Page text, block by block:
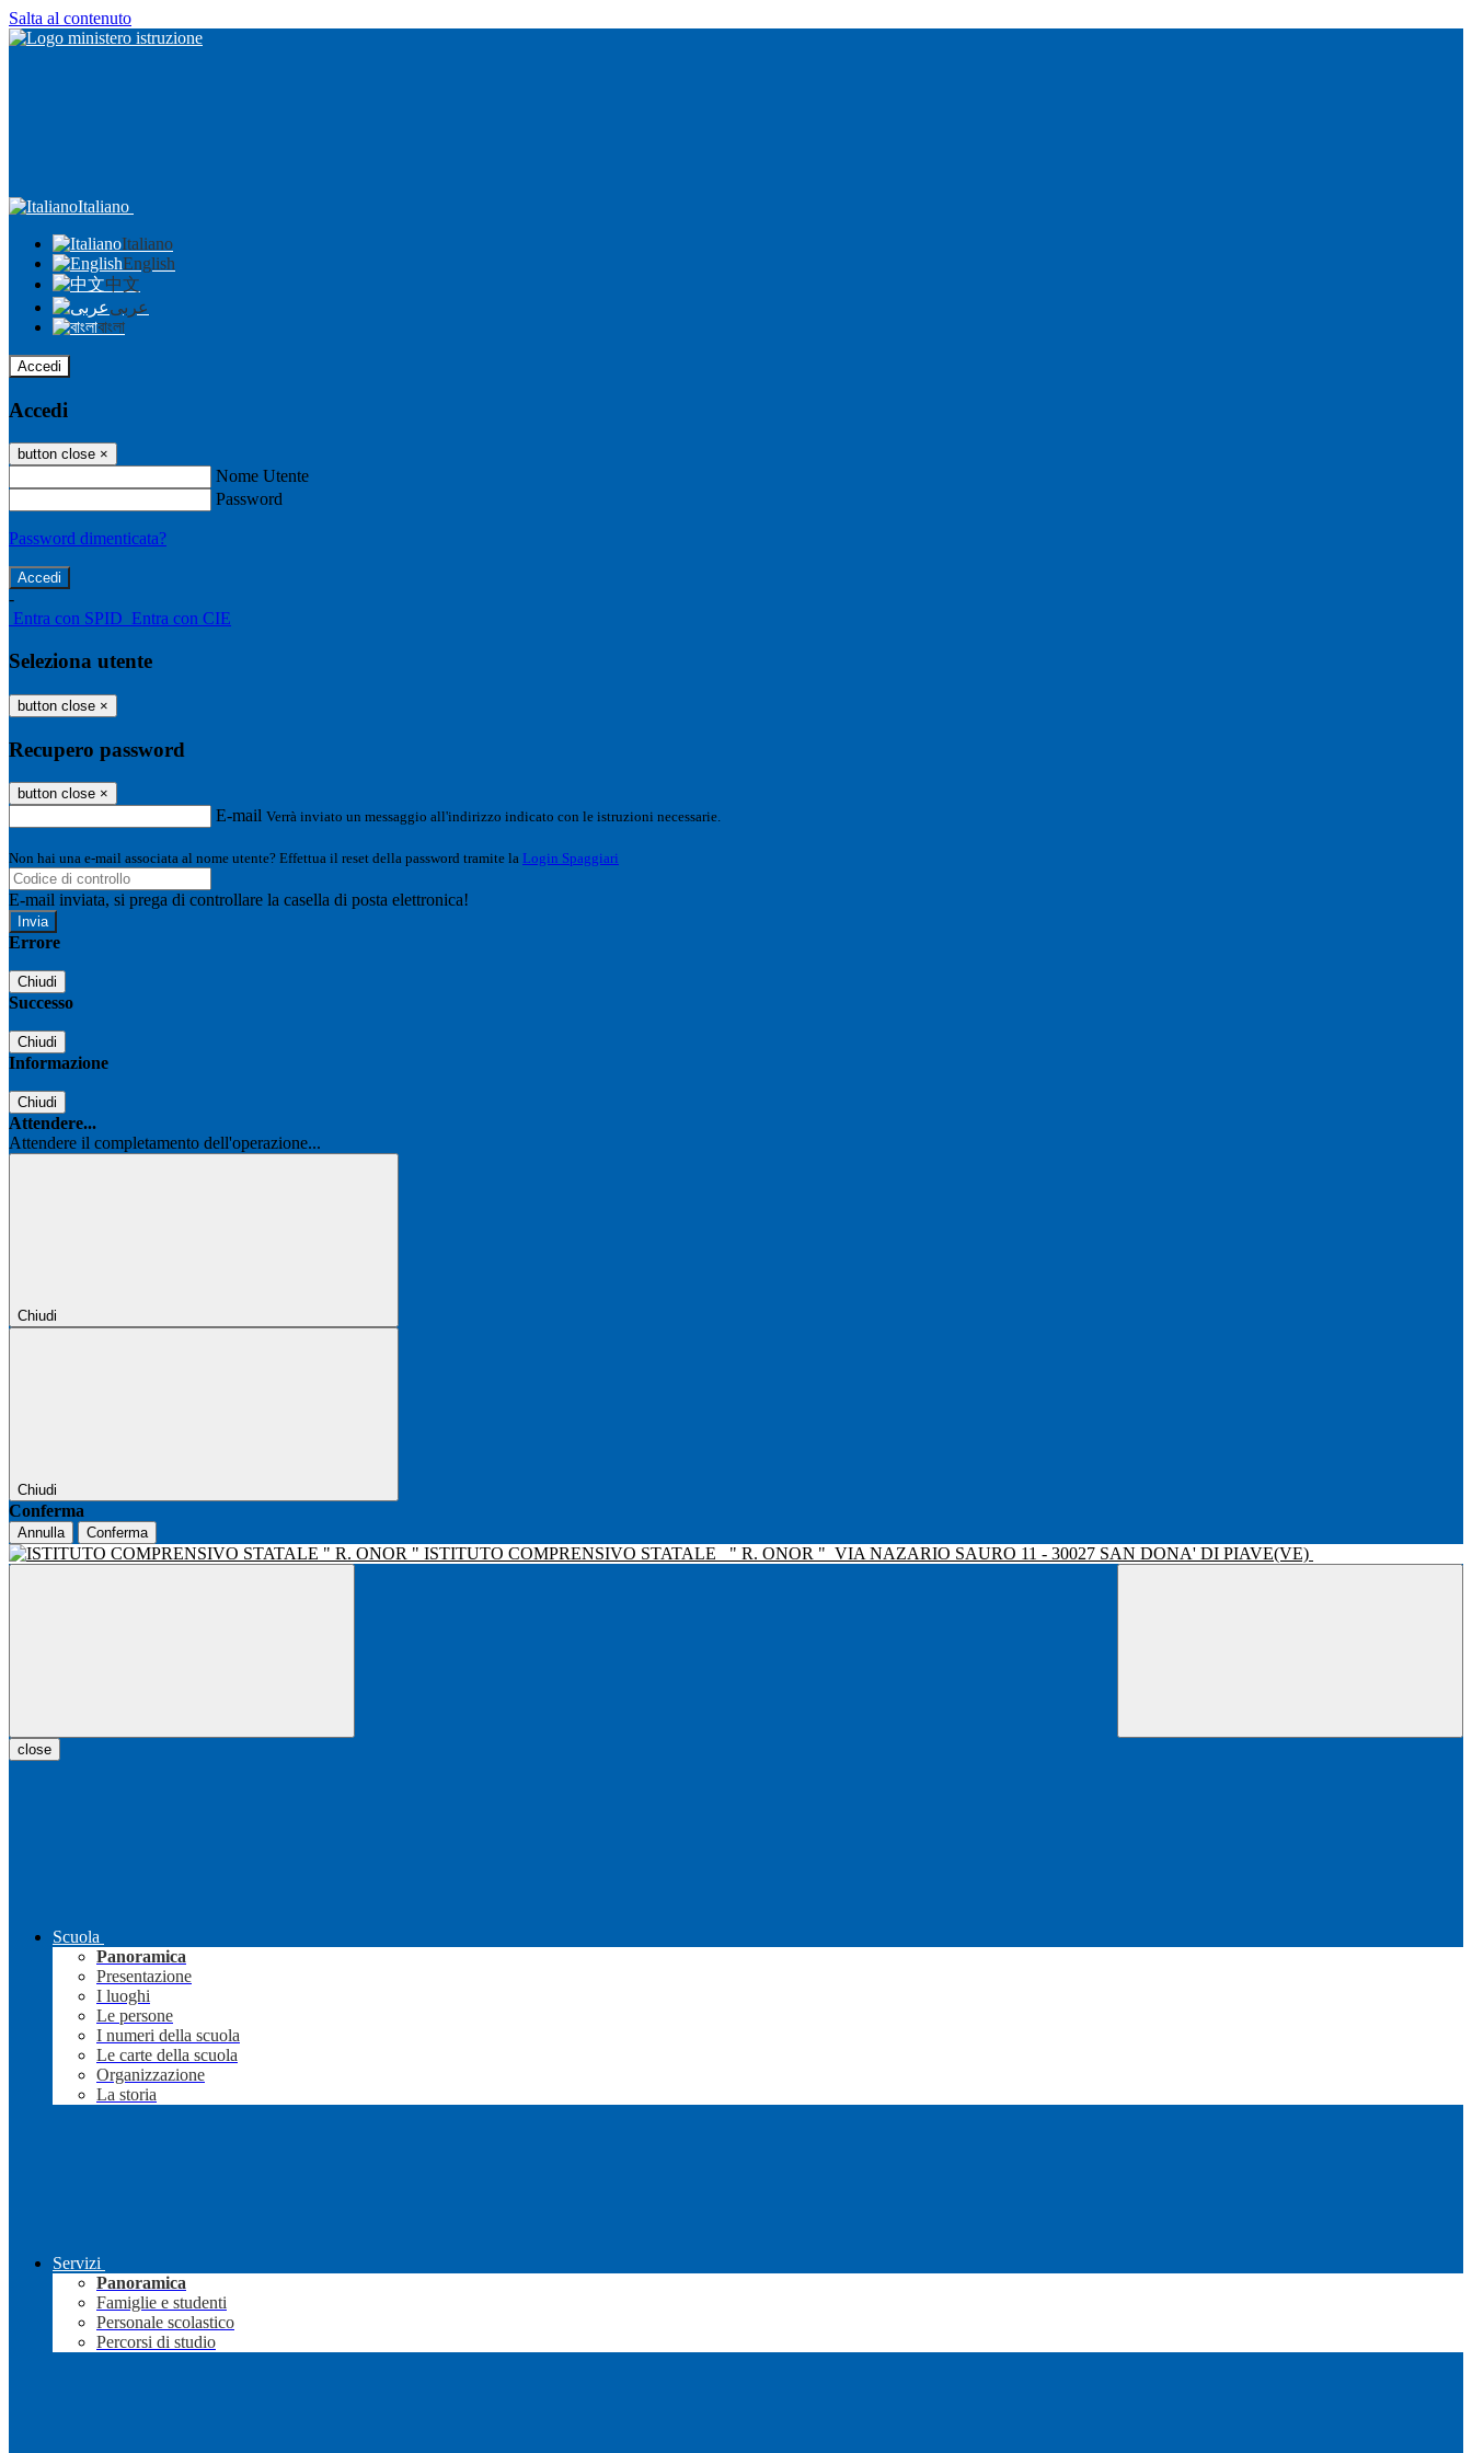
Salta al contenuto
Italiano
Italiano
English
中文
عربى
বাংলা
Accedi
Accedi
button close ×
Nome Utente
Password
Password dimenticata?
-
Entra con SPID Entra con CIE
Seleziona utente
button close ×
Recupero password
button close ×
E-mail Verrà inviato un messaggio all'indirizzo indicato con le istruzioni necessarie.
Non hai una e-mail associata al nome utente? Effettua il reset della password tramite la Login Spaggiari
E-mail inviata, si prega di controllare la casella di posta elettronica!
Errore
Chiudi
Successo
Chiudi
Informazione
Chiudi
Attendere...
Attendere il completamento dell'operazione...
Chiudi
Chiudi
Conferma
Annulla Conferma
ISTITUTO COMPRENSIVO STATALE " R. ONOR " VIA NAZARIO SAURO 11 - 30027 SAN DONA' DI PIAVE(VE)
close
Scuola
Panoramica
Presentazione
I luoghi
Le persone
I numeri della scuola
Le carte della scuola
Organizzazione
La storia
Servizi
Panoramica
Famiglie e studenti
Personale scolastico
Percorsi di studio